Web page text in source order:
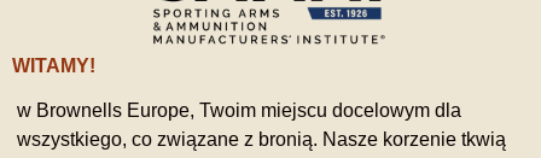
WITAMY!
w Brownells Europe, Twoim miejscu docelowym dla
wszystkiego, co związane z bronią. Nasze korzenie tkwią